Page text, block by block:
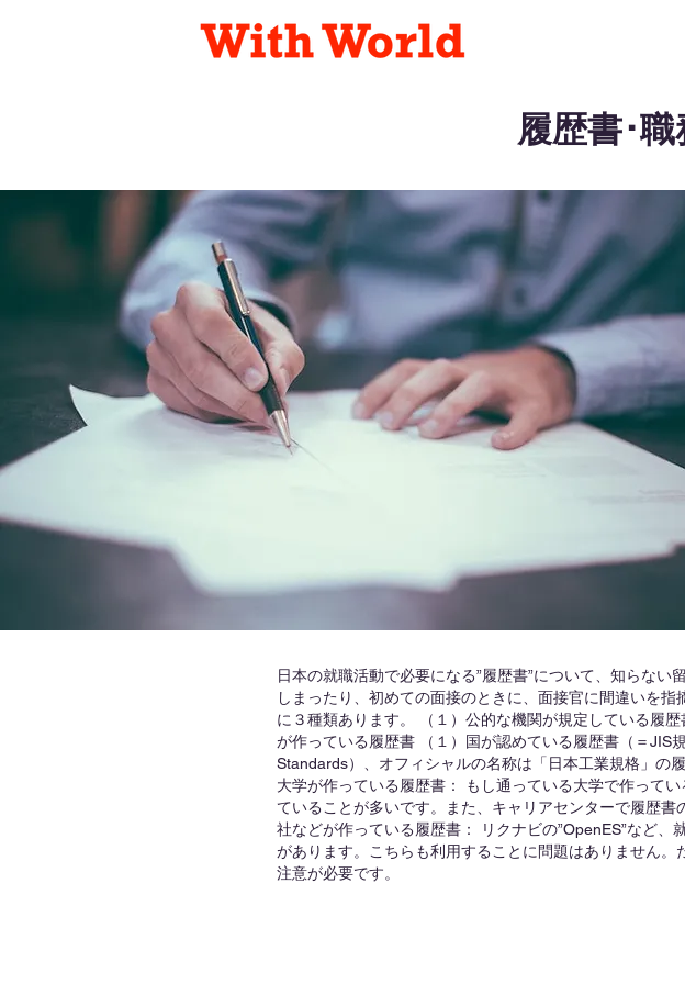
履歴書･
日本の就職活動で必要になる”履歴書”について、知らな
しまったり、初めての面接のときに、面接官に間違いを
に３種類あります。 （１）公的な機関が規定している履
が作っている履歴書 （１）国が認めている履歴書（＝
Standards）、オフィシャルの名称は「日本工業規格」の
大学が作っている履歴書： もし通っている大学で作って
ていることが多いです。また、キャリアセンターで履歴
社などが作っている履歴書： リクナビの”OpenES”など
があります。こちらも利用することに問題はありません。
注意が必要です。